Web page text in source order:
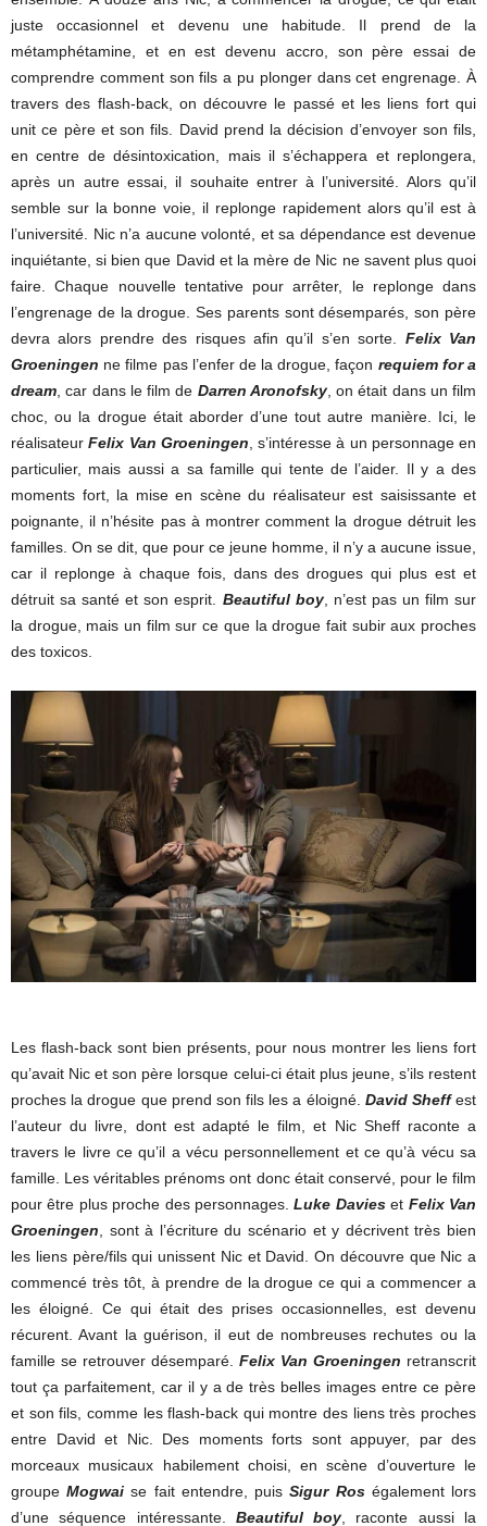
juste occasionnel et devenu une habitude. Il prend de la
métamphétamine, et en est devenu accro, son père essai de
comprendre comment son fils a pu plonger dans cet engrenage. À
travers des flash-back, on découvre le passé et les liens fort qui
unit ce père et son fils. David prend la décision d’envoyer son fils,
en centre de désintoxication, mais il s’échappera et replongera,
après un autre essai, il souhaite entrer à l’université. Alors qu’il
semble sur la bonne voie, il replonge rapidement alors qu’il est à
l’université. Nic n’a aucune volonté, et sa dépendance est devenue
inquiétante, si bien que David et la mère de Nic ne savent plus quoi
faire. Chaque nouvelle tentative pour arrêter, le replonge dans
l’engrenage de la drogue. Ses parents sont désemparés, son père
devra alors prendre des risques afin qu’il s’en sorte. Felix Van
Groeningen ne filme pas l’enfer de la drogue, façon requiem for a
dream , car dans le film de Darren Aronofsky, on était dans un film
choc, ou la drogue était aborder d’une tout autre manière. Ici, le
réalisateurFelix Van Groeningen , s’intéresse à un personnage en
particulier, mais aussi a sa famille qui tente de l’aider. Il y a des
moments fort, la mise en scène du réalisateur est saisissante et
poignante, il n’hésite pas à montrer comment la drogue détruit les
familles. On se dit, que pour ce jeune homme, il n’y a aucune issue,
car il replonge à chaque fois, dans des drogues qui plus est et
détruit sa santé et son esprit. Beautiful boy, n’est pas un film sur
la drogue, mais un film sur ce que la drogue fait subir aux proches
des toxicos.
Les flash-back sont bien présents, pour nous montrer les liens fort
qu’avait Nic et son père lorsque celui-ci était plus jeune, s’ils restent
proches la drogue que prend son fils les a éloigné. David Sheff est
l’auteur du livre, dont est adapté le film, et Nic Sheff raconte a
travers le livre ce qu’il a vécu personnellement et ce qu’à vécu sa
famille. Les véritables prénoms ont donc était conservé, pour le film
pour être plus proche des personnages.Luke Davieset Felix Van
Groeningen , sont à l’écriture du scénario et y décrivent très bien
les liens père/fils qui unissent Nic et David. On découvre que Nic a
commencé très tôt, à prendre de la drogue ce qui a commencer a
les éloigné. Ce qui était des prises occasionnelles, est devenu
récurent. Avant la guérison, il eut de nombreuses rechutes ou la
famille se retrouver désemparé. Felix Van Groeningen retranscrit
tout ça parfaitement, car il y a de très belles images entre ce père
et son fils, comme les flash-back qui montre des liens très proches
entre David et Nic. Des moments forts sont appuyer, par des
morceaux musicaux habilement choisi, en scène d’ouverture le
groupeMogwai se fait entendre, puisSigur Roségalement lors
d’une séquence intéressante. Beautiful boy , raconte aussi la